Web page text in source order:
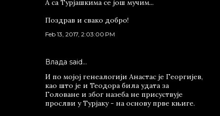
А са Турјашкима се још мучим...
Поздрав и свако добро!
Feb 13, 2017, 2:03:00 PM
Влада said…
И по мојој генеалогији Анастас је Георгијев,
као што је и Теодора била удата за
Головане и због назеба не присуствује
прослви у Турјаку - на основу прве књиге.